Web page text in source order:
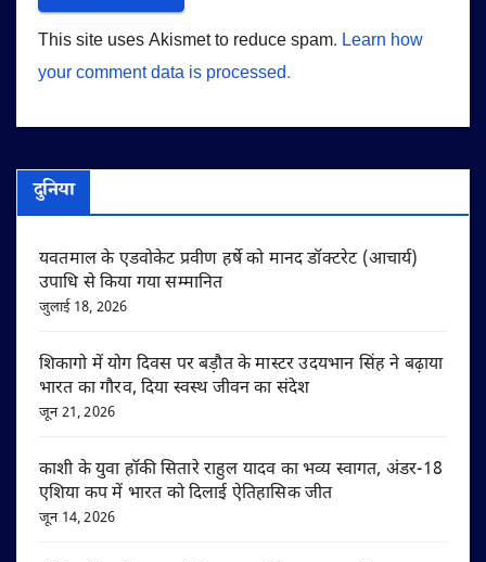
This site uses Akismet to reduce spam. Learn how
your comment data is processed.
दुनिया
यवतमाल के एडवोकेट प्रवीण हर्षे को मानद डॉक्टरेट (आचार्य)
उपाधि से किया गया सम्मानित
जुलाई 18, 2026
शिकागो में योग दिवस पर बड़ौत के मास्टर उदयभान सिंह ने बढ़ाया
भारत का गौरव, दिया स्वस्थ जीवन का संदेश
जून 21, 2026
काशी के युवा हॉकी सितारे राहुल यादव का भव्य स्वागत, अंडर-18
एशिया कप में भारत को दिलाई ऐतिहासिक जीत
जून 14, 2026